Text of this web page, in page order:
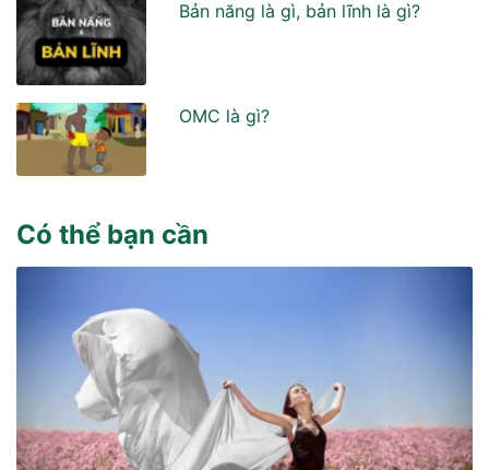
Bản năng là gì, bản lĩnh là gì?
OMC là gì?
Có thể bạn cần